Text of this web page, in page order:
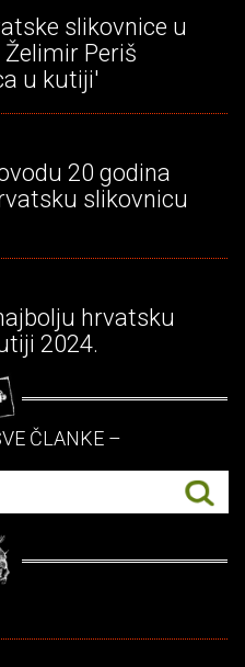
slikovnice u
Periš
u kutiji'
20 godina
slikovnicu
hrvatsku
2024.
ČLANKE –